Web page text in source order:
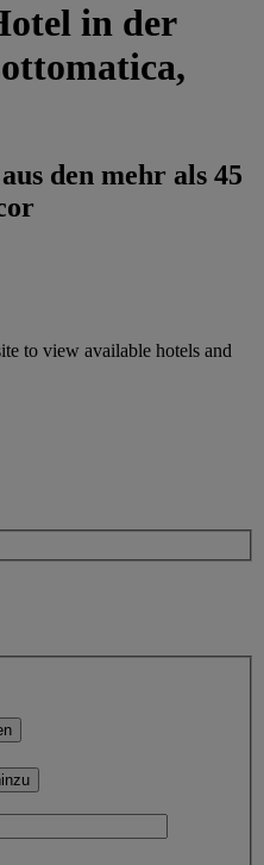
in der
den mehr als 45
to view available hotels and